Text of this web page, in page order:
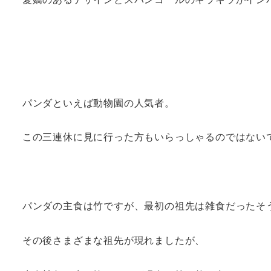
パンダといえば動物園の人気者。
この三連休に見に行った方もいらっしゃるのではない
パンダの主食は竹ですが、最初の祖先は雑食だったそ
その後さまざまな祖先が現れましたが、